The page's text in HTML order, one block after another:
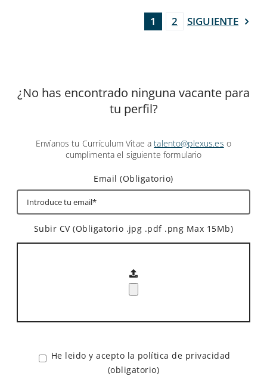
1 2 SIGUIENTE
¿No has encontrado ninguna vacante para
tu perfil?
Envíanos tu Currículum Vitae atalento@plexus.es o
cumplimenta el siguiente formulario
Email (Obligatorio)
Subir CV (Obligatorio .jpg .pdf .png Max 15Mb)
He leido y acepto la política de privacidad
(obligatorio)